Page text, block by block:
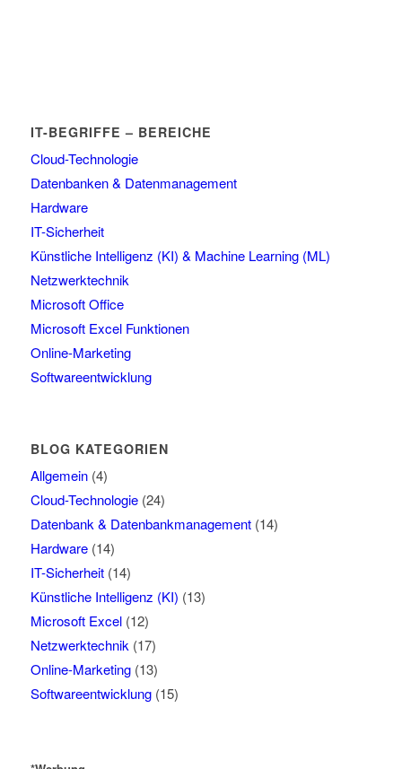
IT-BEGRIFFE – BEREICHE
Cloud-Technologie
Datenbanken & Datenmanagement
Hardware
IT-Sicherheit
Künstliche Intelligenz (KI) & Machine Learning (ML)
Netzwerktechnik
Microsoft Office
Microsoft Excel Funktionen
Online-Marketing
Softwareentwicklung
BLOG KATEGORIEN
Allgemein(4)
Cloud-Technologie(24)
Datenbank & Datenbankmanagement(14)
Hardware(14)
IT-Sicherheit(14)
Künstliche Intelligenz (KI) (13)
Microsoft Excel(12)
Netzwerktechnik (17)
Online-Marketing(13)
Softwareentwicklung(15)